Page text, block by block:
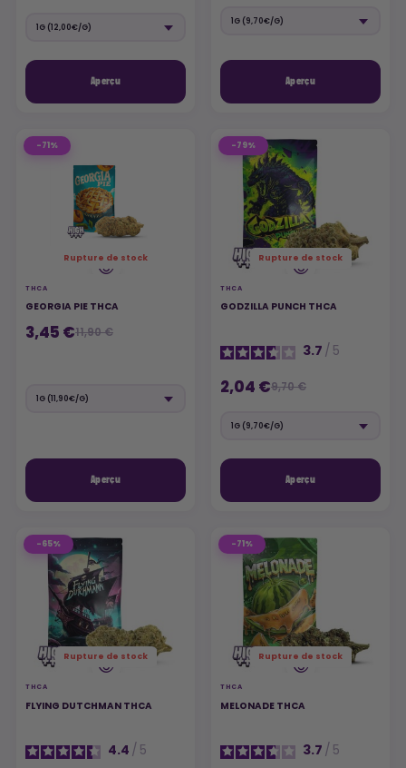
Aperçu Aperçu
-71%
Rupture de stock
THCA
GEORGIA PIE THCA
3,45 €11,90 €
Aperçu
-79%
Rupture de stock
THCA
GODZILLA PUNCH THCA
3.7 / 5
2,04 €9,70 €
Aperçu
-65%
Rupture de stock
THCA
FLYING DUTCHMAN THCA
4.4 / 5
-71%
Rupture de stock
THCA
MELONADE THCA
3.7 / 5